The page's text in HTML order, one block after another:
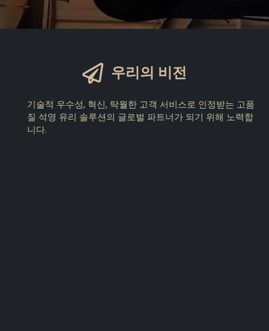
우리의 비전
기술적 우수성, 혁신, 탁월한 고객 서비스로 인정받는 고품
질 석영 유리 솔루션의 글로벌 파트너가 되기 위해 노력합
니다.